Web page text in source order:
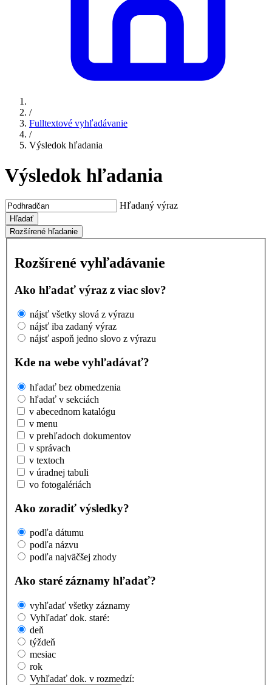
/
Fulltextové vyhľadávanie
/
Výsledok hľadania
Výsledok hľadania
Hľadaný výraz
Hľadať
Rozšírené hľadanie
Rozšírené vyhľadávanie
Ako hľadať výraz z viac slov?
nájsť všetky slová z výrazu
nájsť iba zadaný výraz
nájsť aspoň jedno slovo z výrazu
Kde na webe vyhľadávať?
hľadať bez obmedzenia
hľadať v sekciách
v abecednom katalógu
v menu
v prehľadoch dokumentov
v správach
v textoch
v úradnej tabuli
vo fotogalériách
Ako zoradiť výsledky?
podľa dátumu
podľa názvu
podľa najväčšej zhody
Ako staré záznamy hľadať?
vyhľadať všetky záznamy
Vyhľadať dok. staré:
deň
týždeň
mesiac
rok
Vyhľadať dok. v rozmedzí: